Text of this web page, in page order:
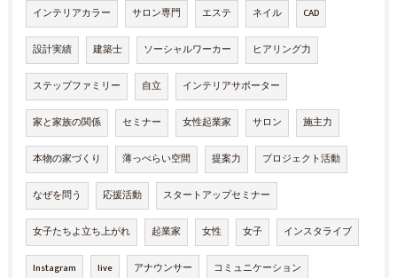
インテリアカラー サロン専門 エステ ネイル CAD
設計実績 建築士 ソーシャルワーカー ヒアリング力
ステップファミリー 自立 インテリアサポーター
家と家族の関係 セミナー 女性起業家 サロン 施主力
本物の家づくり 薄っぺらい空間 提案力 プロジェクト活動
なぜを問う 応援活動 スタートアップセミナー
女子たちよ立ち上がれ 起業家 女性 女子 インスタライブ
Instagram live アナウンサー コミュニケーション